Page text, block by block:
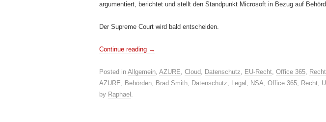
argumentiert, berichtet und stellt den Standpunkt Microsoft in Bezug auf
Der Supreme Court wird bald entscheiden.
Continue reading →
Posted in Allgemein, AZURE, Cloud, Datenschutz, EU-Recht, Office 365, Recht
AZURE, Behörden, Brad Smith, Datenschutz, Legal , NSA, Office 365, Recht,
by Raphael .